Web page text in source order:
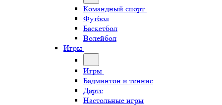
Командный спорт
Футбол
Баскетбол
Волейбол
Игры
Игры
Бадминтон и теннис
Дартс
Настольные игры